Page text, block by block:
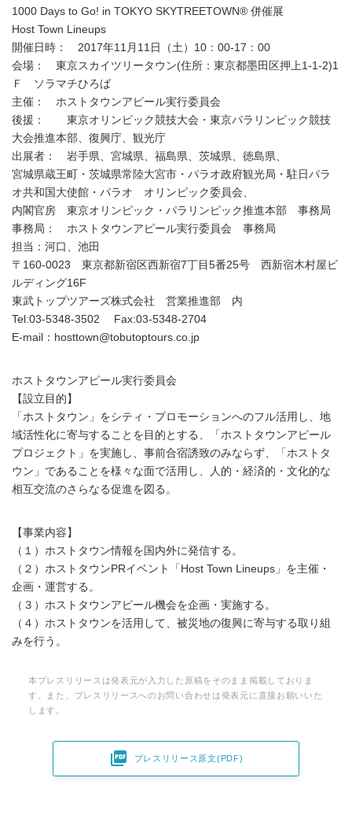
1000 Days to Go! in TOKYO SKYTREETOWN® 併催展
Host Town Lineups
開催日時： 2017年11月11日（土）10：00-17：00
会場： 東京スカイツリータウン(住所：東京都墨田区押上1-1-2)1
Ｆ ソラマチひろば
主催： ホストタウンアピール実行委員会
後援： 東京オリンピック競技大会・東京パラリンピック競技
大会推進本部、復興庁、観光庁
出展者： 岩手県、宮城県、福島県、茨城県、徳島県、
宮城県蔵王町・茨城県常陸大宮市・パラオ政府観光局・駐日パラ
オ共和国大使館・パラオ オリンピック委員会、
内閣官房 東京オリンピック・パラリンピック推進本部 事務局
事務局： ホストタウンアピール実行委員会 事務局
担当：河口、池田
〒160-0023 東京都新宿区西新宿7丁目5番25号 西新宿木村屋ビ
ルディング16F
東武トップツアーズ株式会社 営業推進部 内
Tel:03-5348-3502 Fax:03-5348-2704
E-mail：hosttown@tobutoptours.co.jp
ホストタウンアピール実行委員会
【設立目的】
「ホストタウン」をシティ・プロモーションへのフル活用し、地
域活性化に寄与することを目的とする、「ホストタウンアピール
プロジェクト」を実施し、事前合宿誘致のみならず、「ホストタ
ウン」であることを様々な面で活用し、人的・経済的・文化的な
相互交流のさらなる促進を図る。
【事業内容】
（１）ホストタウン情報を国内外に発信する。
（２）ホストタウンPRイベント「Host Town Lineups」を主催・
企画・運営する。
（３）ホストタウンアピール機会を企画・実施する。
（４）ホストタウンを活用して、被災地の復興に寄与する取り組
みを行う。
本プレスリリースは発表元が入力した原稿をそのまま掲載しておりま
す。また、プレスリリースへのお問い合わせは発表元に直接お願いいた
します。
 プレスリリース原文(PDF)